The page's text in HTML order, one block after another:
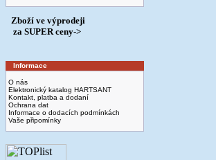
Zboží ve výprodeji
­ za SUPER ceny->
Informace
O nás
Elektronický katalog HARTSANT
Kontakt, platba a dodaní
Ochrana dat
Informace o dodacích podmínkách
Vaše připomínky